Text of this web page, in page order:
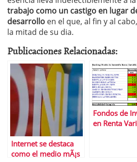
trabajo como un castigo en lugar
desarrollo en el que, al fin y al
la mitad de su dia.
Publicaciones Relacionadas:
Internet se destaca
como el medio mÃ¡s
Fondos de
en Renta